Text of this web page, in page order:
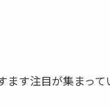
す注目が集まって